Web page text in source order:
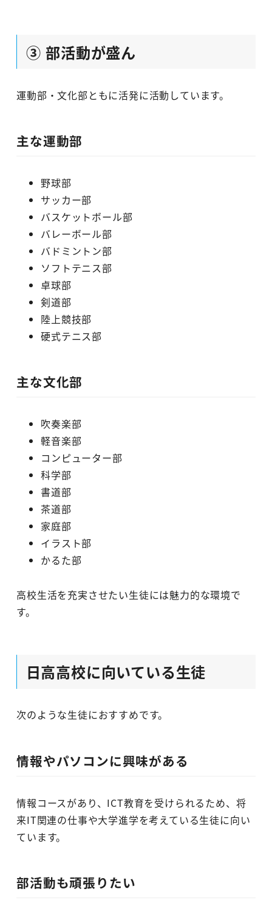
③ 部活動が盛ん
運動部・文化部ともに活発に活動しています。
主な運動部
野球部
サッカー部
バスケットボール部
バレーボール部
バドミントン部
ソフトテニス部
卓球部
剣道部
陸上競技部
硬式テニス部
主な文化部
吹奏楽部
軽音楽部
コンピューター部
科学部
書道部
茶道部
家庭部
イラスト部
かるた部
高校生活を充実させたい生徒には魅力的な環境で
す。
日高高校に向いている生徒
次のような生徒におすすめです。
情報やパソコンに興味がある
情報コースがあり、ICT教育を受けられるため、将
来IT関連の仕事や大学進学を考えている生徒に向い
ています。
部活動も頑張りたい